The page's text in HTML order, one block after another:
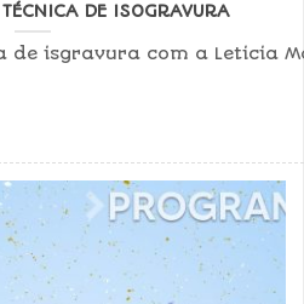
DE ISOGRAVURA
de isgravura com a Leticia